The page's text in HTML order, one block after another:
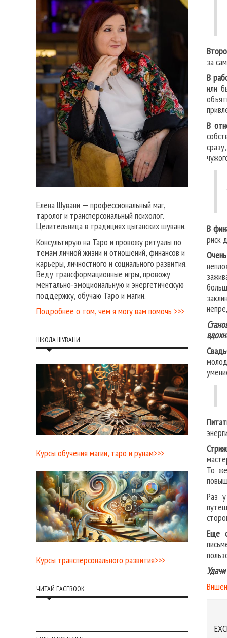
за
В
или
В
В
риск
То
Раз
Еще
Елена Шувани — профессиональный маг,
таролог и трансперсональный психолог.
Целительница в традициях цыганских шувани.
Консультирую на Таро и провожу ритуалы по
темам личной жизни и отношений, финансов и
карьеры, личностного и социального развития.
Веду трансформационные игры, провожу
ментально-эмоциональную и энергетическую
поддержку, обучаю Таро и магии.
Подробнее о том, чем я могу вам помочь >>>
ШКОЛА ШУВАНИ
Курсы обучения магии, таро и рунам>>>
Курсы трансперсонального развития>>>
ЧИТАЙ FACEBOOK